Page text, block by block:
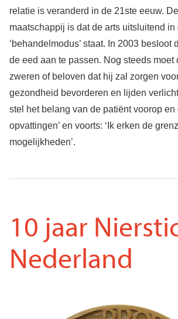
relatie is veranderd in de 21ste eeuw.
maatschappij is dat de arts uitsluitend in
‘behandelmodus’ staat. In 2003 besloot
de eed aan te passen. Nog steeds moet
zweren of beloven dat hij zal zorgen
gezondheid bevorderen en lijden
stel het belang van de patiënt voorop
opvattingen’ en voorts: ‘Ik erken de
mogelijkheden’.
10 jaar
Nederland